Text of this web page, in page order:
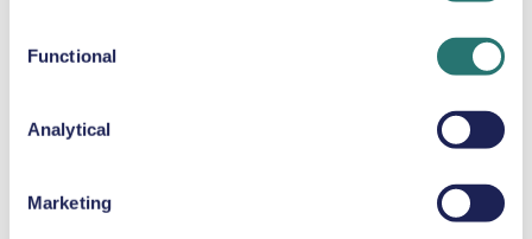
Functional
Analytical
Marketing